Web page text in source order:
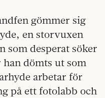
gömmer sig
en storvuxen
som desperat söker
dömts ut som
arbetar för
på ett fotolabb och